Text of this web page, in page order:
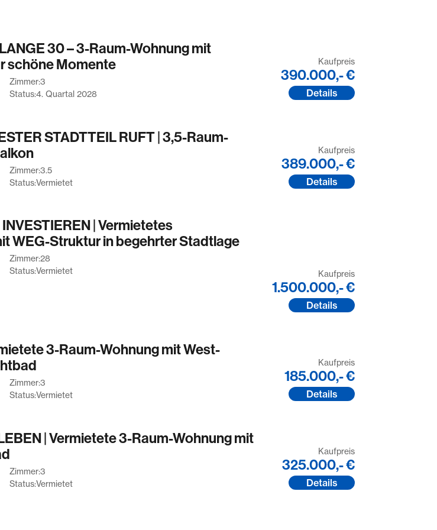
30 – 3-Raum-Wohnung mit
schöne Momente
Zimmer:3
Status:4. Quartal 2028
Kaufpreis
390.000,- €
Details
STADTTEIL RUFT | 3,5-Raum-
Zimmer:3.5
Status:Vermietet
Kaufpreis
389.000,- €
Details
| Vermietetes
WEG-Struktur in begehrter Stadtlage
Zimmer:28
Status:Vermietet Kaufpreis
1.500.000,- €
Details
3-Raum-Wohnung mit West-
Zimmer:3
Status:Vermietet
Kaufpreis
185.000,- €
Details
| Vermietete 3-Raum-Wohnung mit
Zimmer:3
Status:Vermietet
Kaufpreis
325.000,- €
Details